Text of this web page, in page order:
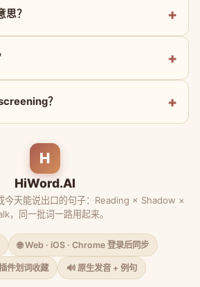
？
？
H
HiWord.AI
今天能说出口的句子：Reading × Shadow ×
，同一批词一路用起来。
🌐 Web · iOS · Chrome 登录后同步
件划词收藏 🔊 原生发音 + 例句